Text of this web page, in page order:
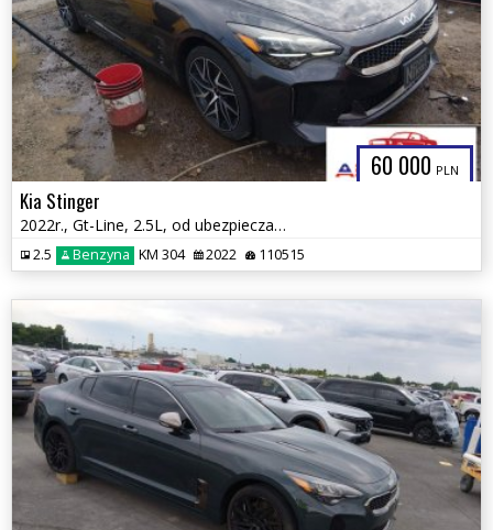
60 000 PLN
Kia Stinger
2022r., Gt-Line, 2.5L, od ubezpieczalni
2.5 Benzyna KM 304 2022 110515